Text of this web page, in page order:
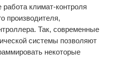
климат-контроля
производителя,
Так, современные
системы позволяют
некоторые